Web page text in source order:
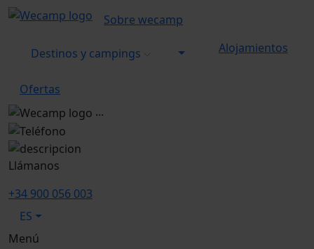
Sobre wecamp
Destinos y campings Alojamientos
Ofertas
...
Llámanos
+34 900 056 003
ES
Menú